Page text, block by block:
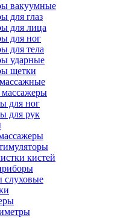
вакуумные
для глаз
для лица
для ног
для тела
ударные
щетки
для ног
для рук
кистей
слуховые